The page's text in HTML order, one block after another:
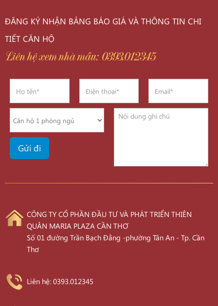
ĐĂNG KÝ NHẬN BẢNG BÁO GIÁ VÀ THÔNG TIN CHI
TIẾT CĂN HỘ
Liên hệ xem nhà mẫu: 0393.012345
CÔNG TY CỔ PHẦN ĐẦU TƯ VÀ PHÁT TRIỂN THIÊN
QUÂN MARIA PLAZA CẦN THƠ
Số 01 đường Trần Bạch Đằng -phường Tân An - Tp. Cần
Thơ
Liên hệ: 0393.012345